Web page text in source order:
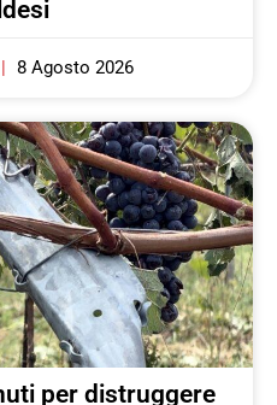
8 Agosto 2026
per distruggere